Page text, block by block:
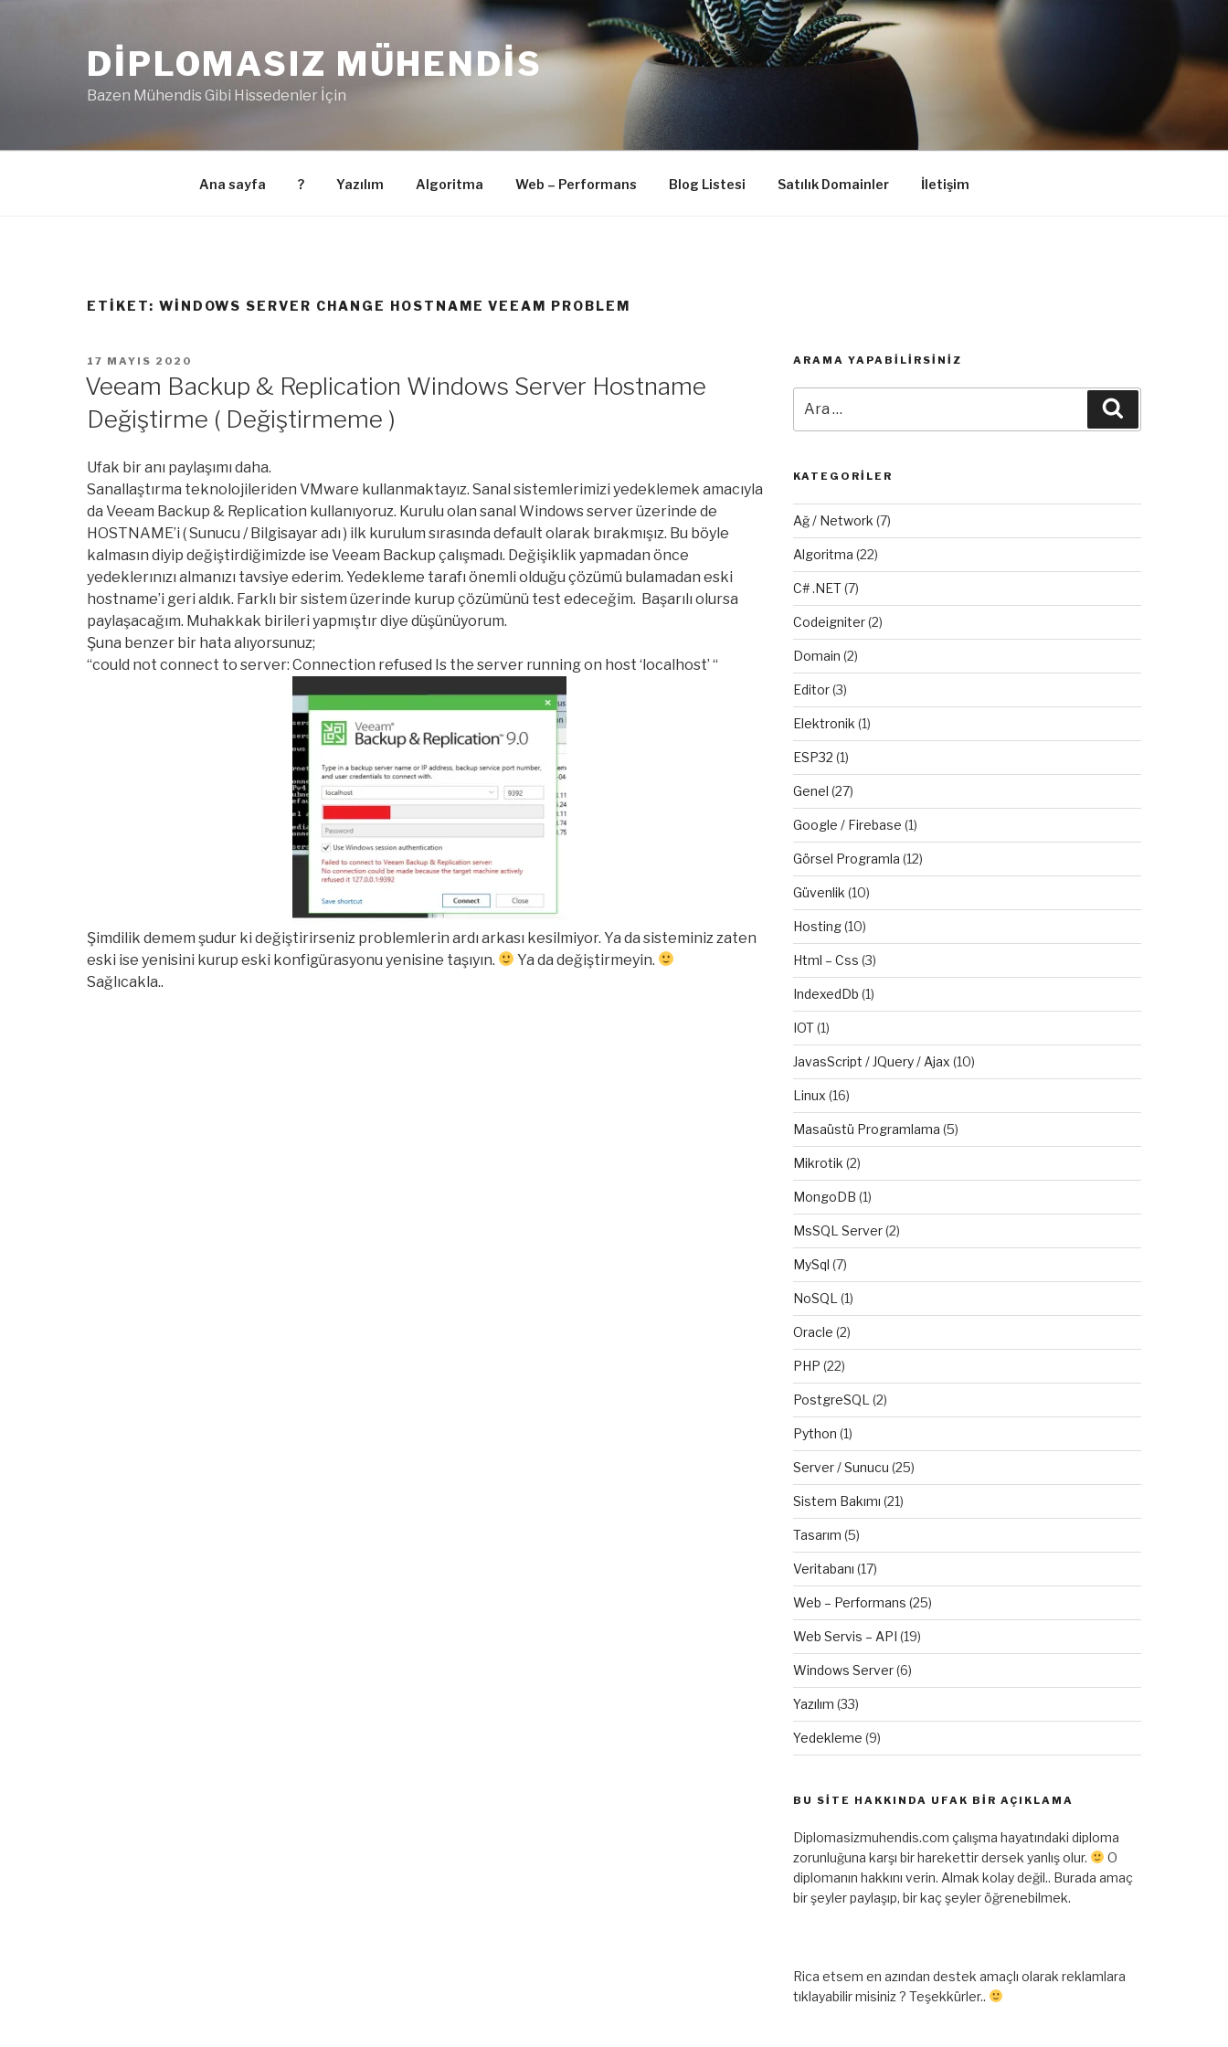
DIPLOMASIZ MÜHENDIS
Bazen Mühendis Gibi Hissedenler İçin
Ana sayfa ? Yazılım Algoritma Web – Performans Blog Listesi Satılık Domainler İletişim
ETIKET: WINDOWS SERVER CHANGE HOSTNAME VEEAM PROBLEM
YAYIM
17 MAYIS 2020
Veeam Backup & Replication Windows Server Hostname
Değiştirme ( Değiştirmeme )
Ufak bir anı paylaşımı daha.
Sanallaştırma teknolojileriden VMware kullanmaktayız. Sanal sistemlerimizi yedeklemek amacıyla
da Veeam Backup & Replication kullanıyoruz. Kurulu olan sanal Windows server üzerinde de
HOSTNAME’i ( Sunucu / Bilgisayar adı ) ilk kurulum sırasında default olarak bırakmışız. Bu böyle
kalmasın diyip değiştirdiğimizde ise Veeam Backup çalışmadı. Değişiklik yapmadan önce
yedeklerınızı almanızı tavsiye ederim. Yedekleme tarafı önemli olduğu çözümü bulamadan eski
hostname’i geri aldık. Farklı bir sistem üzerinde kurup çözümünü test edeceğim. Başarılı olursa
paylaşacağım. Muhakkak birileri yapmıştır diye düşünüyorum.
Şuna benzer bir hata alıyorsunuz;
“could not connect to server: Connection refused Is the server running on host ‘localhost’ “
Şimdilik demem şudur ki değiştirirseniz problemlerin ardı arkası kesilmiyor. Ya da sisteminiz zaten
eski ise yenisini kurup eski konfigürasyonu yenisine taşıyın.
Ya da değiştirmeyin.
Sağlıcakla..
ARAMA YAPABILIRSINIZ
KATEGORILER
Ağ / Network (7)
Algoritma (22)
C# .NET(7)
Codeigniter(2)
Domain (2)
Editor(3)
Elektronik (1)
ESP32 (1)
Genel (27)
Google / Firebase (1)
Görsel Programla (12)
Güvenlik (10)
Hosting(10)
Html – Css (3)
IndexedDb (1)
IOT(1)
JavasScript / JQuery / Ajax (10)
Linux (16)
Masaüstü Programlama (5)
Mikrotik (2)
MongoDB (1)
MsSQL Server(2)
MySql (7)
NoSQL (1)
Oracle (2)
PHP (22)
PostgreSQL (2)
Python (1)
Server / Sunucu (25)
Sistem Bakımı (21)
Tasarım (5)
Veritabanı (17)
Web – Performans (25)
Web Servis – API (19)
Windows Server(6)
Yazılım (33)
Yedekleme (9)
BU SITE HAKKINDA UFAK BIR AÇIKLAMA
Diplomasizmuhendis.com çalışma hayatındaki diploma
zorunluğuna karşı bir harekettir dersek yanlış olur.
O
diplomanın hakkını verin. Almak kolay değil.. Burada amaç
bir şeyler paylaşıp, bir kaç şeyler öğrenebilmek.
Rica etsem en azından destek amaçlı olarak reklamlara
tıklayabilir misiniz ? Teşekkürler..